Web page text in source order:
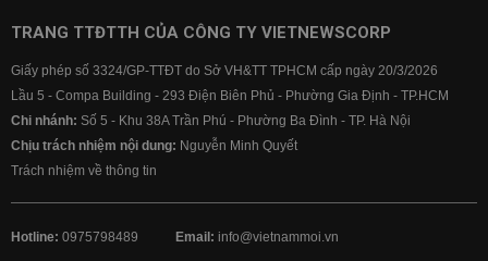
TRANG TTĐTTH CỦA CÔNG TY VIETNEWSCORP
Giấy phép số 3324/GP-TTĐT do Sở VH&TT TPHCM cấp ngày 20/3/2026
Lầu 5 - Compa Building - 293 Điện Biên Phủ - Phường Gia Định - TP.HCM
Chi nhánh: Số 5 - Khu 38A Trần Phú - Phường Ba Đình - TP. Hà Nội
Chịu trách nhiệm nội dung: Nguyễn Minh Quyết
Trách nhiệm về thông tin
Hotline: 0975798489 Email: info@vietnammoi.vn